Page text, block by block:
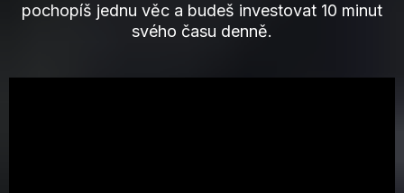
pochopíš jednu věc a budeš investovat 10 minut
svého času denně.